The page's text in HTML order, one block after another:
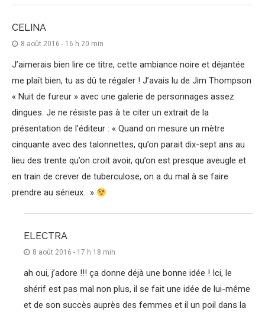
CELINA
8 août 2016 - 16 h 20 min
J’aimerais bien lire ce titre, cette ambiance noire et déjantée
me plaît bien, tu as dû te régaler ! J’avais lu de Jim Thompson
« Nuit de fureur » avec une galerie de personnages assez
dingues. Je ne résiste pas à te citer un extrait de la
présentation de l’éditeur : « Quand on mesure un mètre
cinquante avec des talonnettes, qu’on parait dix-sept ans au
lieu des trente qu’on croit avoir, qu’on est presque aveugle et
en train de crever de tuberculose, on a du mal à se faire
prendre au sérieux. »
ELECTRA
8 août 2016 - 17 h 18 min
ah oui, j’adore !!! ça donne déjà une bonne idée ! Ici, le
shérif est pas mal non plus, il se fait une idée de lui-même
et de son succès auprès des femmes et il un poil dans la